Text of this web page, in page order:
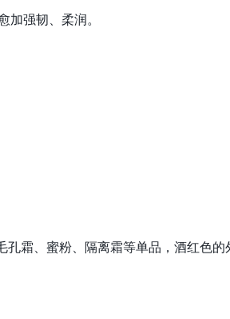
强韧、柔润。
霜、蜜粉、隔离霜等单品，酒红色的